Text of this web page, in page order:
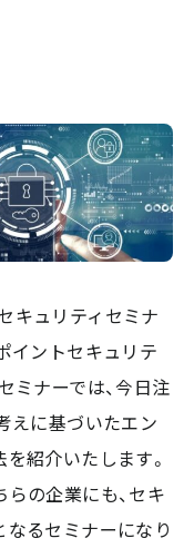
キュリティセミナ
イントセキュリテ
ミナーでは、今日注
えに基づいたエン
紹介いたします。
の企業にも、セキ
るセミナーになり